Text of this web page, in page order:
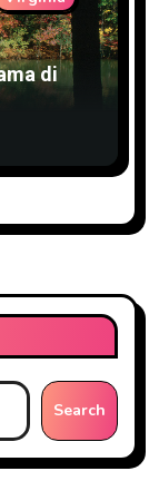
di
Search